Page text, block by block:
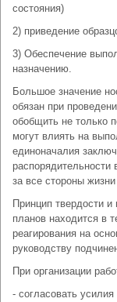
состояния)
2) приведение
3) Обеспечение
назначению.
Большое значение
обязан при
обобщить не только
могут влиять на
единоначалия
распорядительности
за все стороны
Принцип твердости
планов находится в
реагирования на
руководству
При организации
- согласовать